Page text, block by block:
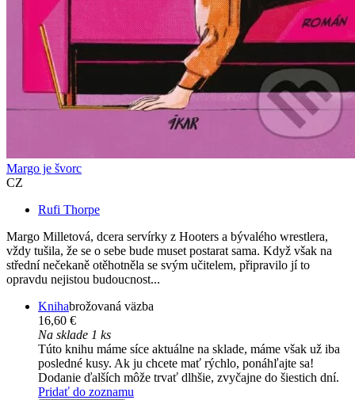
Margo je švorc
CZ
Rufi Thorpe
Margo Milletová, dcera servírky z Hooters a bývalého wrestlera,
vždy tušila, že se o sebe bude muset postarat sama. Když však na
střední nečekaně otěhotněla se svým učitelem, připravilo jí to
opravdu nejistou budoucnost...
Knihabrožovaná väzba
16,60 €
Na sklade 1 ks
Túto knihu máme síce aktuálne na sklade, máme však už iba
posledné kusy. Ak ju chcete mať rýchlo, ponáhľajte sa!
Dodanie ďalších môže trvať dlhšie, zvyčajne do šiestich dní.
Pridať do zoznamu